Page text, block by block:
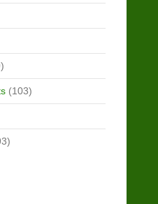
(103)